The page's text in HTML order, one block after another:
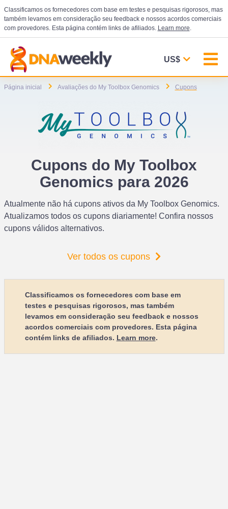
Classificamos os fornecedores com base em testes e pesquisas rigorosos, mas
também levamos em consideração seu feedback e nossos acordos comerciais
com provedores. Esta página contém links de afiliados. Learn more.
US$
Página inicial Avaliações do My Toolbox Genomics Cupons
Cupons do My Toolbox
Genomics para 2026
Atualmente não há cupons ativos da My Toolbox Genomics.
Atualizamos todos os cupons diariamente! Confira nossos
cupons válidos alternativos.
Ver todos os cupons
Classificamos os fornecedores com base em
testes e pesquisas rigorosos, mas também
levamos em consideração seu feedback e nossos
acordos comerciais com provedores. Esta página
contém links de afiliados. Learn more.